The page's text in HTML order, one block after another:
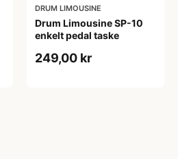
DRUM LIMOUSINE
Drum Limousine SP-10
enkelt pedal taske
249,00 kr